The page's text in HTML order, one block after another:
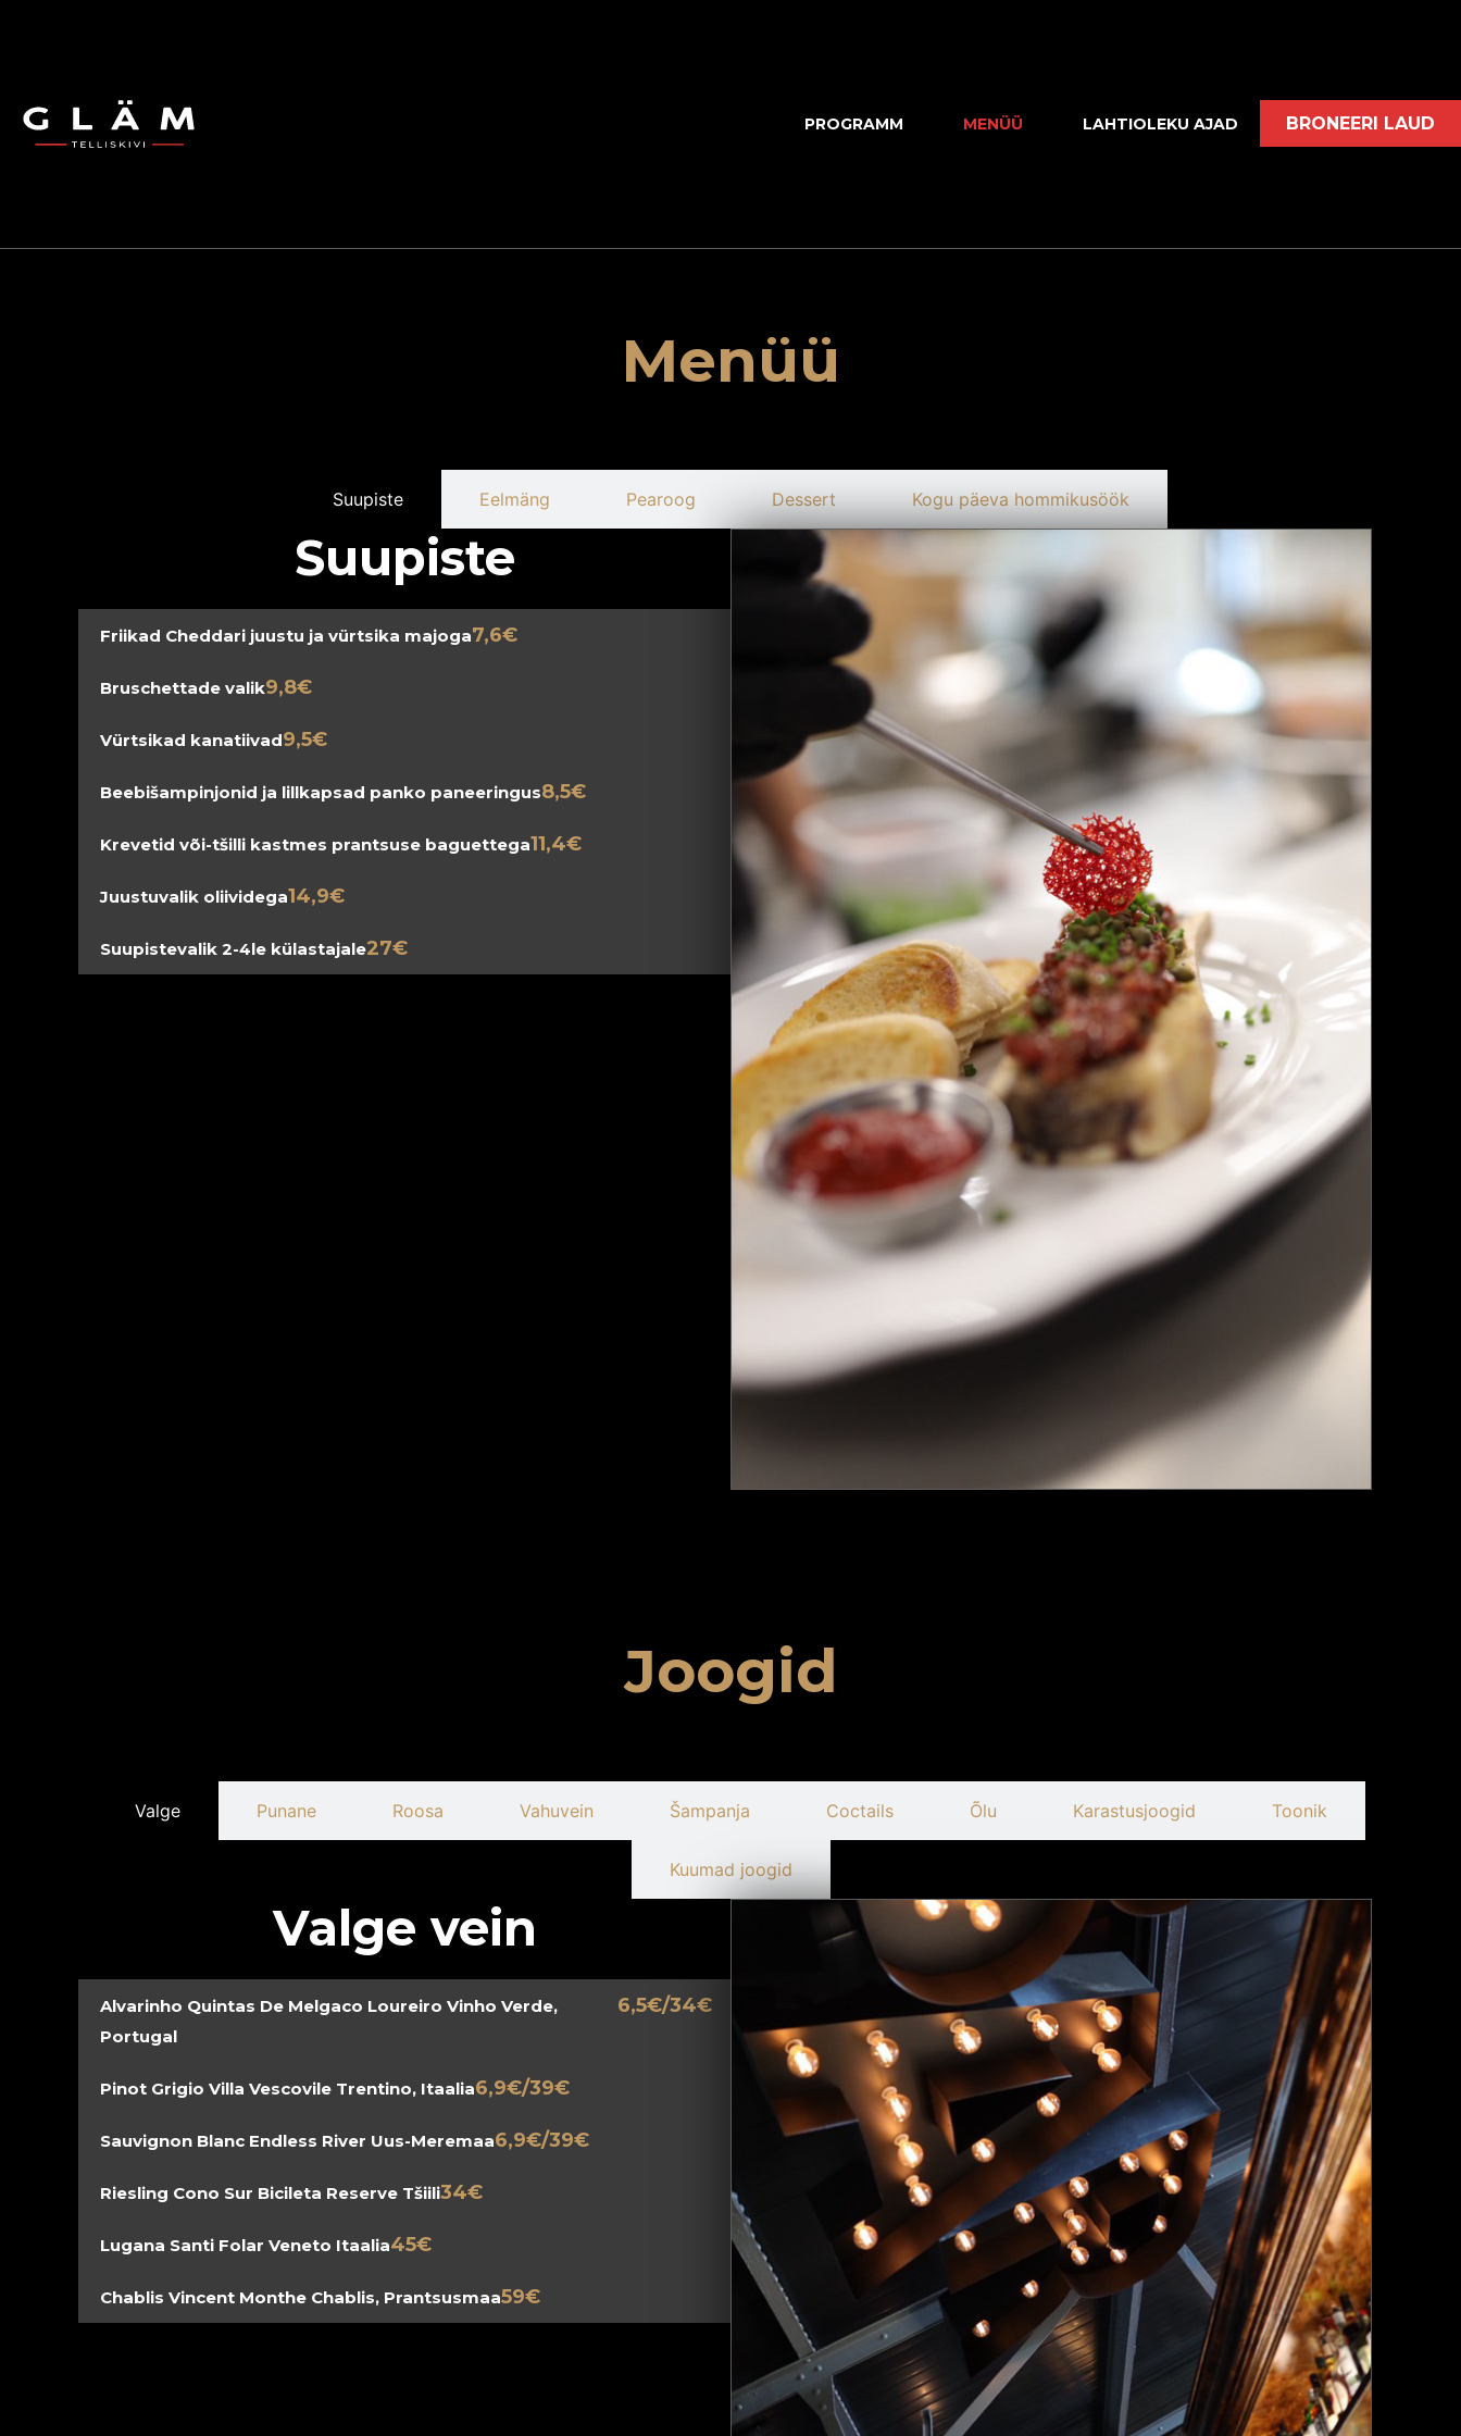
PROGRAMM MENÜÜ LAHTIOLEKU AJAD BRONEERI LAUD
Menüü
Suupiste Eelmäng Pearoog Dessert Kogu päeva hommikusöök
Suupiste
Friikad Cheddari juustu ja vürtsika majoga7,6€
Bruschettade valik9,8€
Vürtsikad kanatiivad9,5€
Beebišampinjonid ja lillkapsad panko paneeringus8,5€
Krevetid või-tšilli kastmes prantsuse baguettega11,4€
Juustuvalik oliividega14,9€
Suupistevalik 2-4le külastajale27€
Joogid
Valge Punane Roosa Vahuvein Šampanja Coctails Õlu Karastusjoogid Toonik
Kuumad joogid
Valge vein
Alvarinho Quintas De Melgaco Loureiro Vinho Verde,
Portugal
6,5€/34€
Pinot Grigio Villa Vescovile Trentino, Itaalia6,9€/39€
Sauvignon Blanc Endless River Uus-Meremaa6,9€/39€
Riesling Cono Sur Bicileta Reserve Tšiili34€
Lugana Santi Folar Veneto Itaalia45€
Chablis Vincent Monthe Chablis, Prantsusmaa59€